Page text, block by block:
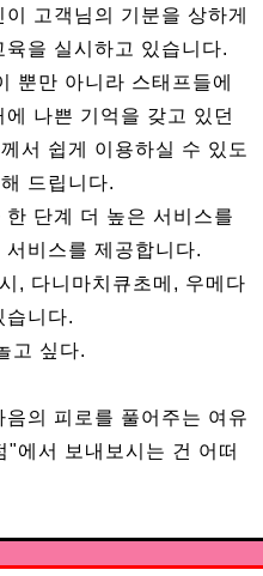
고객님의 기분을 상하게
을 실시하고 있습니다.
뿐만 아니라 스태프들에
나쁜 기억을 갖고 있던
서 쉽게 이용하실 수 있도
드립니다.
단계 더 높은 서비스를
비스를 제공합니다.
, 다니마치큐초메, 우메다
습니다.
고 싶다.
의 피로를 풀어주는 여유
에서 보내보시는 건 어떠